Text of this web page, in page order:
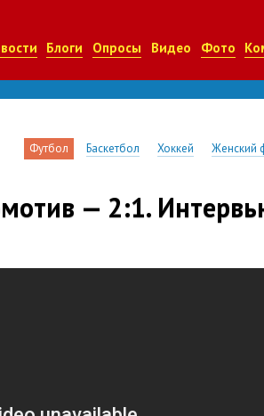
Блоги Опросы Видео Фото
Футбол Баскетбол Хоккей Женский
— 2:1.